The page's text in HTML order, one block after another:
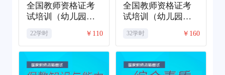
全国教师资格证考
试培训（幼儿园保
22学时 ￥110
全国教师资格证考
试培训（幼儿园综
32学时 ￥160